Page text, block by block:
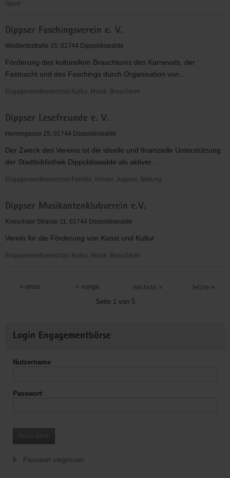
Sport
Dippoldiswalde
e.V.
Dippser Faschingsverein e. V.
Weißeritzstraße 15, 01744 Dippoldiswalde
Förderung des kulturellem Brauchtums des Karnevals, der
Fastnacht und des Faschings durch Organisation von...
Engagementbereich(e) Kultur, Musik, Brauchtum
Faschingsverein
e.
Dippser Lesefreunde e. V.
Herrengasse 15, 01744 Dippoldiswalde
Der Zweck des Vereins ist die ideelle und finanzielle Unterstützung
der Stadtbibliothek Dippoldiswalde als aktiver...
Engagementbereich(e) Familie, Kinder, Jugend, Bildung
Lesefreunde
e.
Dippser Musikantenklubverein e.V.
Kreischaer Strasse 11, 01744 Dippoldiswalde
Verein für die Förderung von Kunst und Kultur
Engagementbereich(e) Kultur, Musik, Brauchtum
Musikantenklubverein
erste
vorige
Seite 1 von 5
nächste letzte
Informationen
Login Engagementbörse
Nutzername
Passwort
Anmelden
Passwort vergessen